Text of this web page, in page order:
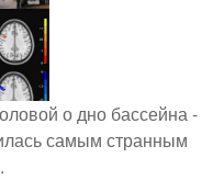
о дно бассейна -
самым странным